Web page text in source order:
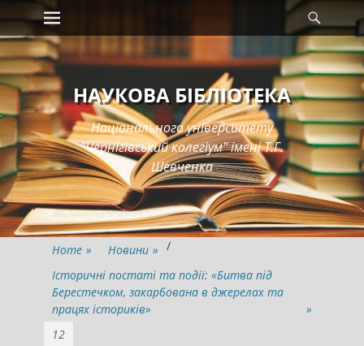
Skip
to
content
Primary Menu
НАУКОВА БІБЛІОТЕКА
Національного університету
"Чернігівський колегіум" імені Т.Г.
Шевченка
Home » Новини » /
Історичні постаті та події: «Битва під
Берестечком, закарбована в джерелах та
працях істориків»
»
12